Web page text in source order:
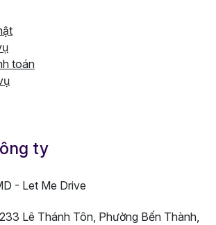
toán
ty
- Let Me Drive
Lê Thánh Tôn, Phường Bến Thành,